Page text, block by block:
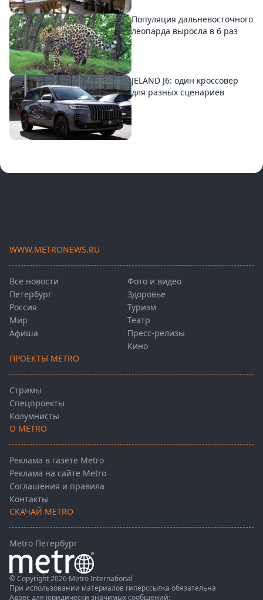
Популяция дальневосточного
леопарда выросла в 6 раз
JELAND J6: один кроссовер
для разных сценариев
WWW.METRONEWS.RU
Все новости
Петербург
Россия
Мир
Афиша
Фото и видео
Здоровье
Туризм
Театр
Пресс-релизы
Кино
ПРОЕКТЫ METRO
Стримы
Спецпроекты
Колумнисты
О METRO
Реклама в газете Metro
Реклама на сайте Metro
Соглашения и правила
Контакты
СКАЧАЙ METRO
Metro Петербург
© Copyright 2026 Metro International
При использовании материалов гиперссылка обязательна
Адрес для юридически значимых сообщений: